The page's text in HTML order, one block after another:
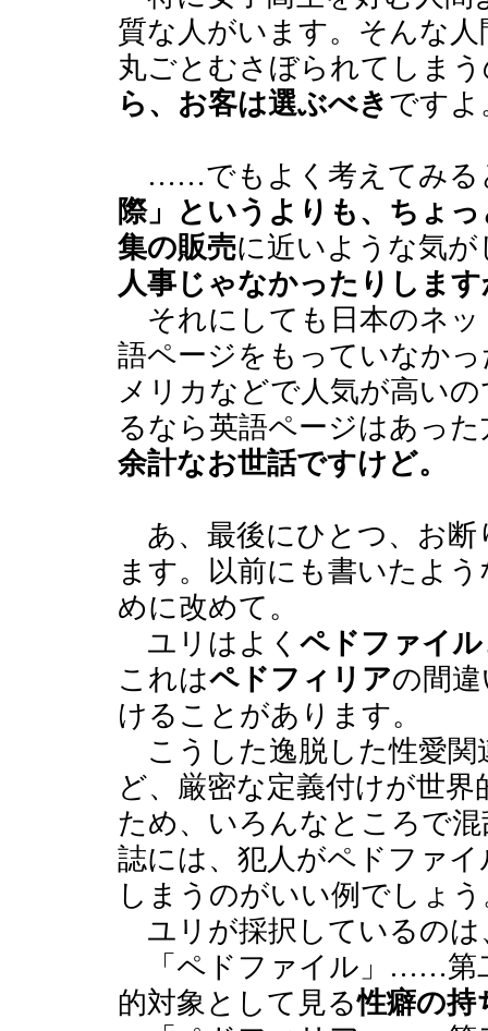
質な人がいます。そんな
丸ごとむさぼられてしま
ら、お客は選ぶべき ですよ
……でもよく考えてみる
際」というよりも、ちょ
集の販売に近いような気
人事じゃなかったりします
それにしても日本のネッ
語ページをもっていなか
メリカなどで人気が高い
るなら英語ページはあっ
余計なお世話ですけど。
あ、最後にひとつ、お断
ます。以前にも書いたよ
めに改めて。
ユリはよく ペドファイル
これはペドフィリアの間
けることがあります。
こうした逸脱した性愛関
ど、厳密な定義付けが世
ため、いろんなところで
誌には、犯人がペドファ
しまうのがいい例でしょう
ユリが採択しているのは
「ペドファイル」……第
的対象として見る性癖の持